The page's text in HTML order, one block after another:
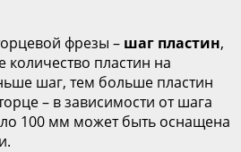
фрезы – шаг пластин,
пластин на
шаг, тем больше пластин
– в зависимости от шага
100 мм может быть оснащена